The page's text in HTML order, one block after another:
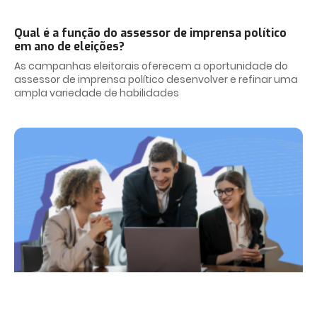
Qual é a função do assessor de imprensa político
em ano de eleições?
As campanhas eleitorais oferecem a oportunidade do
assessor de imprensa político desenvolver e refinar uma
ampla variedade de habilidades